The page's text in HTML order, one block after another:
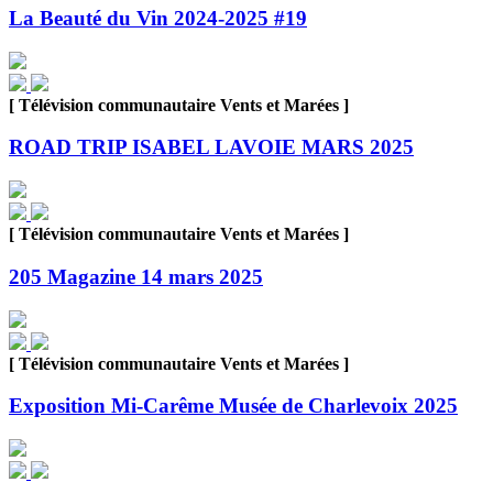
La Beauté du Vin 2024-2025 #19
[ Télévision communautaire Vents et Marées ]
ROAD TRIP ISABEL LAVOIE MARS 2025
[ Télévision communautaire Vents et Marées ]
205 Magazine 14 mars 2025
[ Télévision communautaire Vents et Marées ]
Exposition Mi-Carême Musée de Charlevoix 2025